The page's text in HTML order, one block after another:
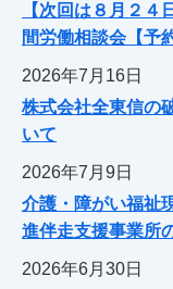
【次回は８月２
間労働相談会【予
2026年7月16日
株式会社全東信の
いて
2026年7月9日
介護・障がい福祉
進伴走支援事業所
2026年6月30日